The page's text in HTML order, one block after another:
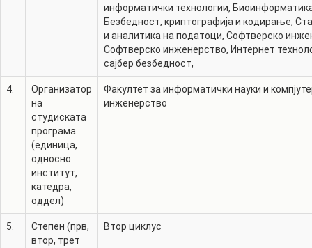
информатички технологии,
Безбедност, криптографија и кодирање,
и аналитика на податоци, Софтверско
Софтверско инженерство, Интернет
сајбер безбедност,
4.
Организатор
на
студиската
програма
(единица,
односно
институт,
катедра,
оддел)
Факултет за информатички науки и
инженерство
5.
Степен (прв,
втор, трет
Втор циклус